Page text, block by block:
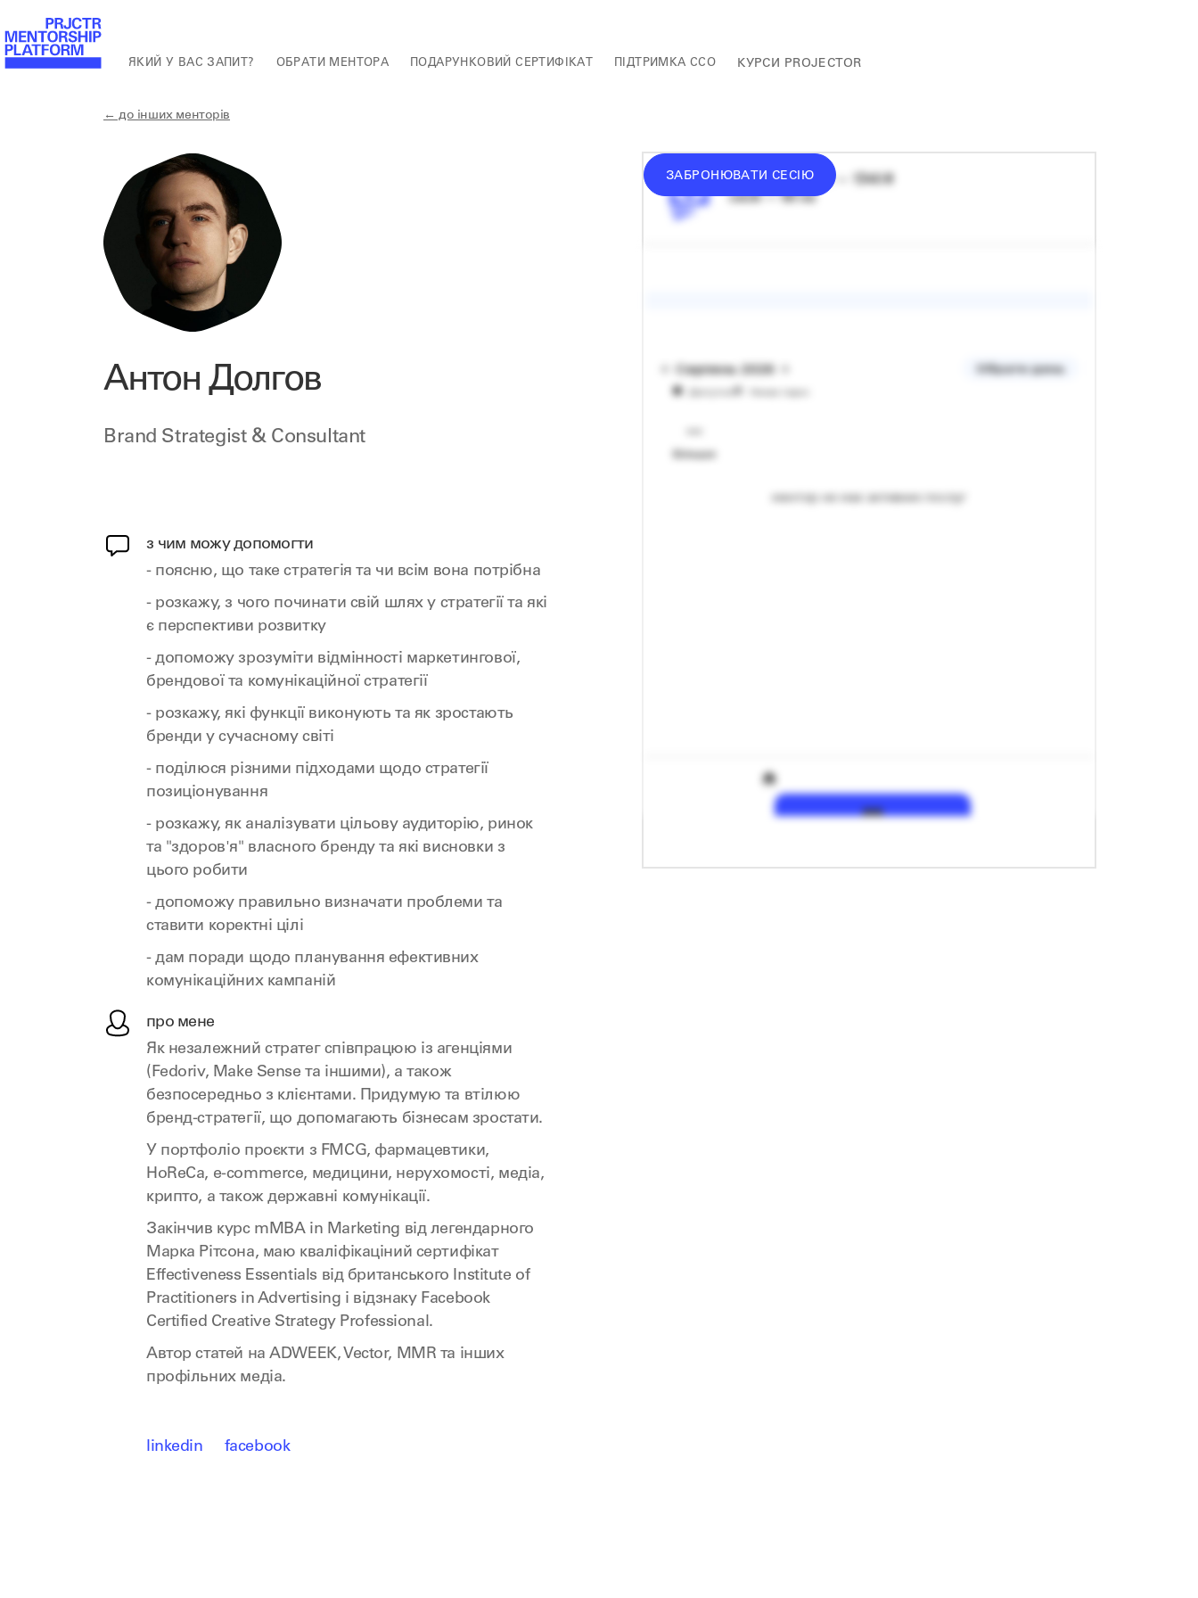
ЯКИЙ У ВАС ЗАПИТ? ОБРАТИ МЕНТОРА ПОДАРУНКОВИЙ СЕРТИФІКАТ ПІДТРИМКА ССО КУРСИ PROJECTOR
← до інших менторів
Антон Долгов
Brand Strategist & Consultant
з чим можу допомогти
- поясню, що таке стратегія та чи всім вона потрібна
- розкажу, з чого починати свій шлях у стратегії та які
є перспективи розвитку
- допоможу зрозуміти відмінності маркетингової,
брендової та комунікаційної стратегії
- розкажу, які функції виконують та як зростають
бренди у сучасному світі
- поділюся різними підходами щодо стратегії
позиціонування
- розкажу, як аналізувати цільову аудиторію, ринок
та "здоров'я" власного бренду та які висновки з
цього робити
- допоможу правильно визначати проблеми та
ставити коректні цілі
- дам поради щодо планування ефективних
комунікаційних кампаній
про мене
Як незалежний стратег співпрацюю із агенціями
(Fedoriv, Make Sense та іншими), а також
безпосередньо з клієнтами. Придумую та втілюю
бренд-стратегії, що допомагають бізнесам зростати.
У портфоліо проєкти з FMCG, фармацевтики,
HoReCa, e-commerce, медицини, нерухомості, медіа,
крипто, а також державні комунікації.
Закінчив курс mMBA in Marketing від легендарного
Марка Рітсона, маю кваліфікаціний сертифікат
Effectiveness Essentials від британського Institute of
Practitioners in Advertising і відзнаку Facebook
Certified Creative Strategy Professional.
Автор статей на ADWEEK, Vector, MMR та інших
профільних медіа.
linkedin facebook
ЗАБРОНЮВАТИ СЕСІЮ
середній донат — 1340 ₴
сесія — 60 хв